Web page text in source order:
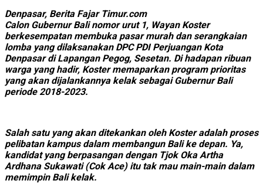
Denpasar, Berita Fajar Timur.com
Calon Gubernur Bali nomor urut 1, Wayan Koster
berkesempatan membuka pasar murah dan serangkaian
lomba yang dilaksanakan DPC PDI Perjuangan Kota
Denpasar di Lapangan Pegog, Sesetan. Di hadapan ribuan
warga yang hadir, Koster memaparkan program prioritas
yang akan dijalankannya kelak sebagai Gubernur Bali
periode 2018-2023.
Salah satu yang akan ditekankan oleh Koster adalah proses
pelibatan kampus dalam membangun Bali ke depan. Ya,
kandidat yang berpasangan dengan Tjok Oka Artha
Ardhana Sukawati (Cok Ace) itu tak mau main-main dalam
memimpin Bali kelak.